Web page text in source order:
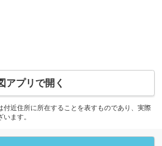
アプリで開く
近住所に所在することを表すものであり、実際
ます。